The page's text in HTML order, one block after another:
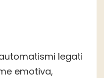
legati
emotiva,